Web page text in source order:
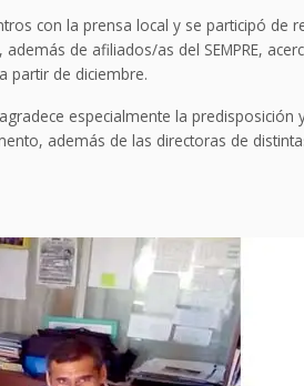
con la prensa local y se participó de
de afiliados/as del SEMPRE,
partir de diciembre.
especialmente la predisposición
además de las directoras de